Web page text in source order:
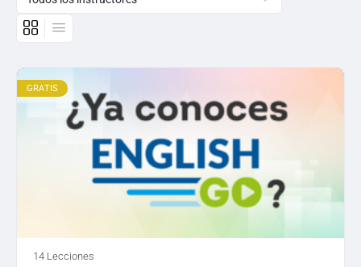
GRATIS
14 Lecciones